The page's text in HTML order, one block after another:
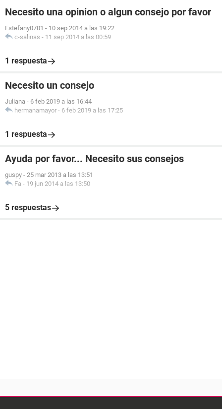
Necesito una opinion o algun consejo por favor
Estefany0701 - 10 sep 2014 a las 19:22
c-salinas - 11 sep 2014 a las 00:59
1 respuesta
Necesito un consejo
Juliana - 6 feb 2019 a las 16:44
hermanamayor - 6 feb 2019 a las 17:25
1 respuesta
Ayuda por favor... Necesito sus consejos
guspy - 25 mar 2013 a las 13:51
Fa - 19 jun 2014 a las 13:50
5 respuestas